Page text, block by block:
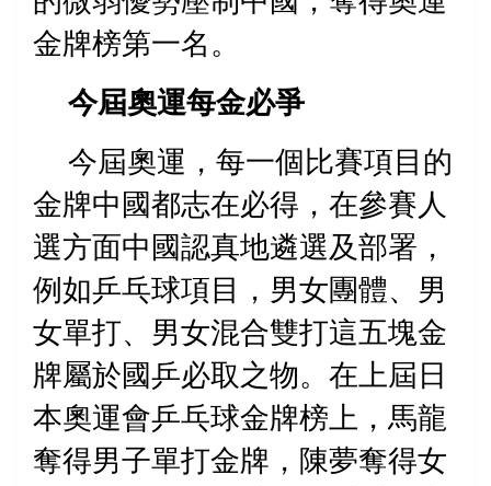
金牌榜第一名。
今屆奧運每金必爭
今屆奧運，每一個比賽項目的
金牌中國都志在必得，在參賽人
選方面中國認真地遴選及部署，
例如乒乓球項目， 男女團體、男
女單打、男女混合雙打這五塊金
牌屬於國乒必取之物。在上屆日
本奧運會乒乓球金牌榜上，馬龍
奪得男子單打金牌，陳夢奪得女